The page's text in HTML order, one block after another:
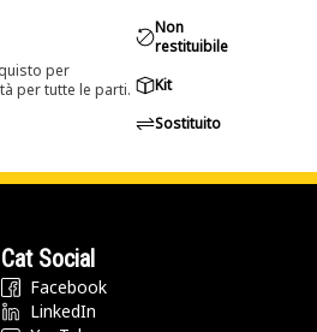
per
per tutte le parti.
Non
restituibile
Kit
Sostituito
Cat Social
Facebook
LinkedIn